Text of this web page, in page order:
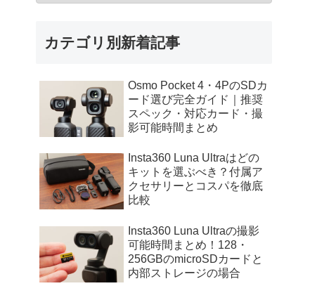
カテゴリ別新着記事
Osmo Pocket 4・4PのSDカ
ード選び完全ガイド｜推奨
スペック・対応カード・撮
影可能時間まとめ
Insta360 Luna Ultraはどの
キットを選ぶべき？付属ア
クセサリーとコスパを徹底
比較
Insta360 Luna Ultraの撮影
可能時間まとめ！128・
256GBのmicroSDカードと
内部ストレージの場合